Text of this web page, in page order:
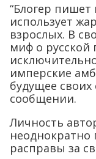
“Блогер
использует
взрослых. В
миф о русской
имперские
будущее своих
сообщении.
Личность
неоднократно
расправы за